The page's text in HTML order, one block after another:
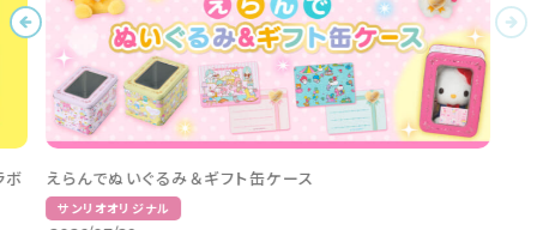
「サンリオキャラクターズ ツインチャーム おばけごっこ」が登
場♪